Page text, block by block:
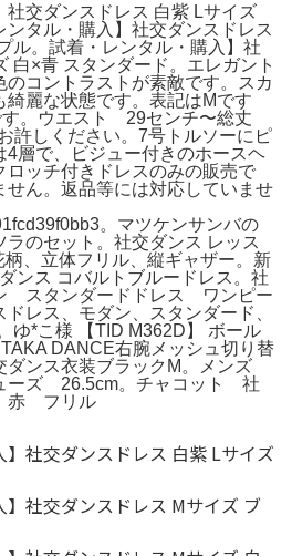
交ダンスドレス 白紫 Lサイズ
ンタル・購入】社交ダンスドレス
ル。試着・レンタル・購入】社
白×青 スタンダード。エレガント
コントラストが素敵です。スカ
綺麗な状態です。表記はMです
す。ウエスト 29センチ〜総丈
許しください。7号トルソーにピ
4層で、ビジュー付きのホースヘ
ロッチ付きドレスのみの販売で
せん。返品等には対応していませ
。マツケンサンバの
ラのセット。社交ダンス レッス
、立体フリル、縦ギャザー。新
ンス コバルトブルードレス。社
スタンダードドレス ワンピー
レス、モダン、スタンダード、
ゆ*こ様 【TID M362D】 ボール
DANCE右腕メッシュ切り替
ダンス衣装ブラックM。メンズ
ーズ 26.5cm。チャコット 社
フリル